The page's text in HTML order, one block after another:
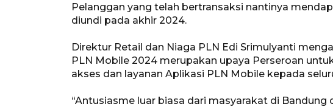
Pelanggan yang telah bertransaksi nantinya
diundi pada akhir 2024.
Direktur Retail dan Niaga PLN Edi Srimulyanti
PLN Mobile 2024 merupakan upaya Perseroan
akses dan layanan Aplikasi PLN Mobile kepada
“Antusiasme luar biasa dari masyarakat di